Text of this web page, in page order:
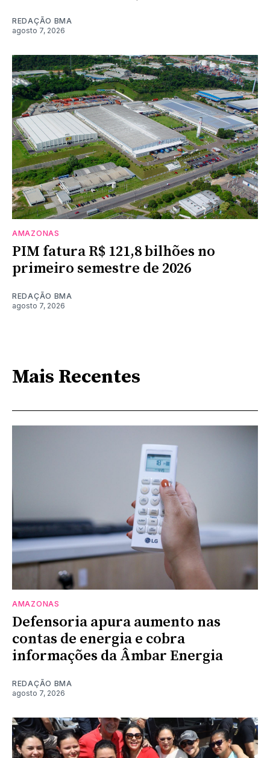
REDAÇÃO BMA
agosto 7, 2026
AMAZONAS
PIM fatura R$ 121,8 bilhões no
primeiro semestre de 2026
REDAÇÃO BMA
agosto 7, 2026
Mais Recentes
AMAZONAS
Defensoria apura aumento nas
contas de energia e cobra
informações da Âmbar Energia
REDAÇÃO BMA
agosto 7, 2026